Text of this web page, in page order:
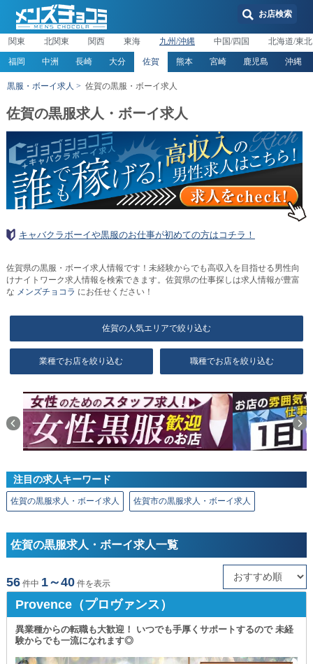
お店検索
関東 北関東 関西 東海 九州/沖縄 中国/四国 北海道/東北
福岡 中洲 長崎 大分 佐賀 熊本 宮崎 鹿児島 沖縄
黒服・ボーイ求人 佐賀の黒服・ボーイ求人
佐賀の黒服求人・ボーイ求人
キャバクラボーイや黒服のお仕事が初めての方はコチラ！
佐賀県の黒服・ボーイ求人情報です！未経験からでも高収入を目指せる男性向
けナイトワーク求人情報を検索できます。佐賀県の仕事探しは求人情報が豊富
な メンズチョコラ にお任せください！
佐賀の人気エリアで絞り込む
業種でお店を絞り込む 職種でお店を絞り込む
注目の求人キーワード
佐賀の黒服求人・ボーイ求人 佐賀市の黒服求人・ボーイ求人
佐賀の黒服求人・ボーイ求人一覧
56件中 1～40件を表示
Provence（プロヴァンス）
異業種からの転職も大歓迎！ いつでも手厚くサポートするので 未経
験からでも一流になれます◎